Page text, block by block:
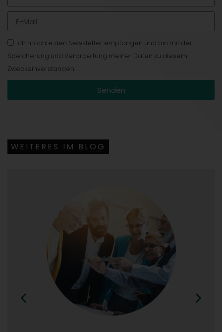
Ich möchte den Newsletter empfangen und bin mit der
Speicherung und Verarbeitung meiner Daten zu diesem
Zweckeinverstanden.
Senden
WEITERES IM BLOG